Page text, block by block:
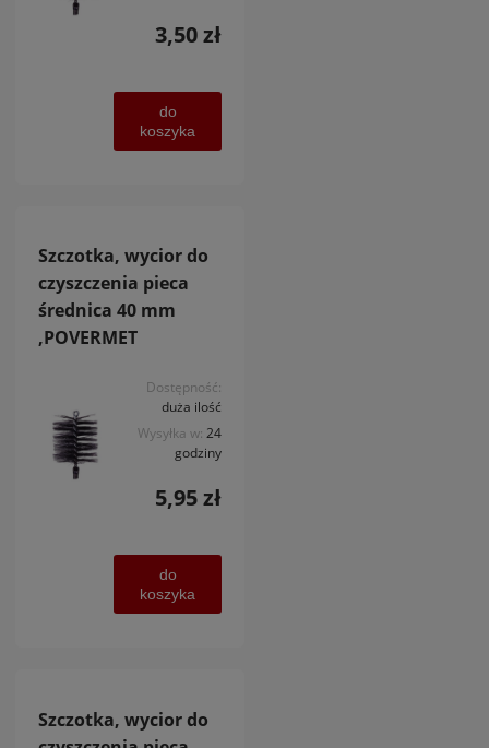
3,50 zł
do
koszyka
Szczotka, wycior do
czyszczenia pieca
średnica 40 mm
,POVERMET
Dostępność:
duża ilość
Wysyłka w: 24
godziny
5,95 zł
do
koszyka
Szczotka, wycior do